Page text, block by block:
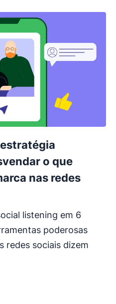
o que
nas redes
listening em 6
poderosas
redes sociais dizem